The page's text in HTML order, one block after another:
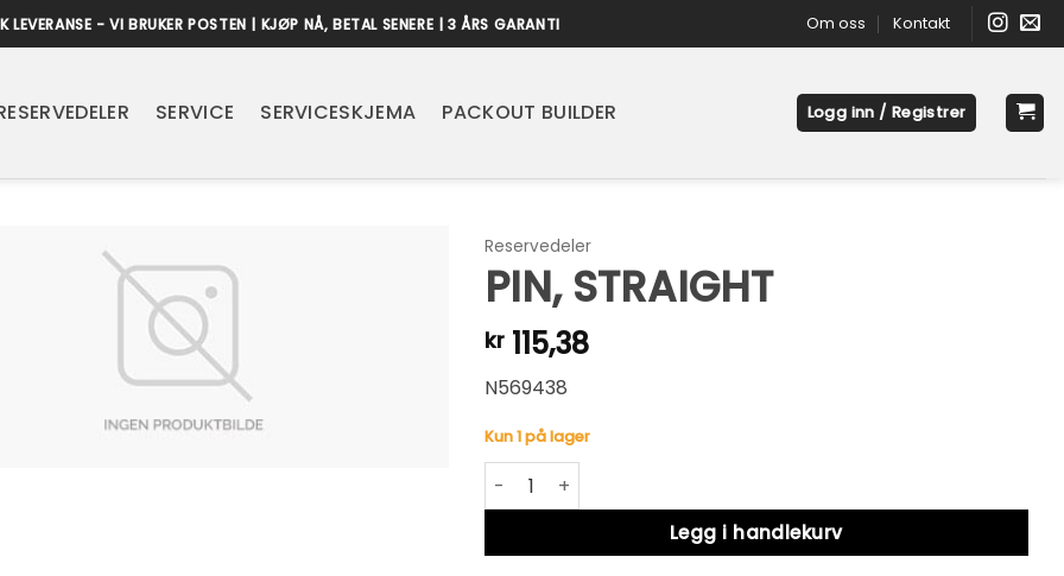
LEVERANSE - VI BRUKER POSTEN | KJØP NÅ, BETAL SENERE | 3 ÅRS GARANTI Om oss Kontakt
SERVICE SERVICESKJEMA PACKOUT BUILDER Logg inn / Registrer
Reservedeler
PIN, STRAIGHT
kr115,38
N569438
Kun 1 på lager
PIN, STRAIGHT antall
Legg i handlekurv
Alternative: